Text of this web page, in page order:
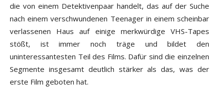
die von einem Detektivenpaar handelt, das auf der Suche
nach einem verschwundenen Teenager in einem scheinbar
verlassenen Haus auf einige merkwürdige VHS-Tapes
stößt, ist immer noch träge und bildet den
uninteressantesten Teil des Films. Dafür sind die einzelnen
Segmente insgesamt deutlich stärker als das, was der
erste Film geboten hat.